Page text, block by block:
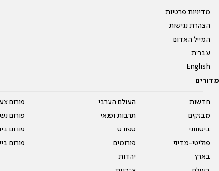
מדיניות פרטיות
הצהרת נגישות
המייל האדום
עברית
English
מדורים
חדשות
מבזקים
ביטחוני
פוליטי-מדיני
בארץ
העולם הערבי
תרבות ופנאי
ספורט
פורומים
יהדות
פורום
פורום
פורום
פורום